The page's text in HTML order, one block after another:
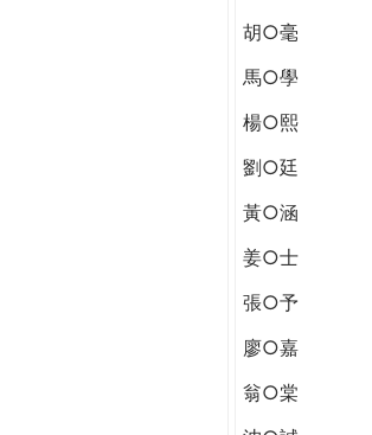
胡○毫
馬○學
楊○熙
劉○廷
黃○涵
姜○士
張○予
廖○嘉
翁○棠